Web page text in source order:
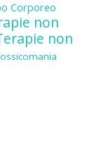
Corporeo
non
non